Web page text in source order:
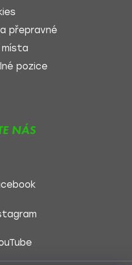
přepravné
místa
pozice
NÁS